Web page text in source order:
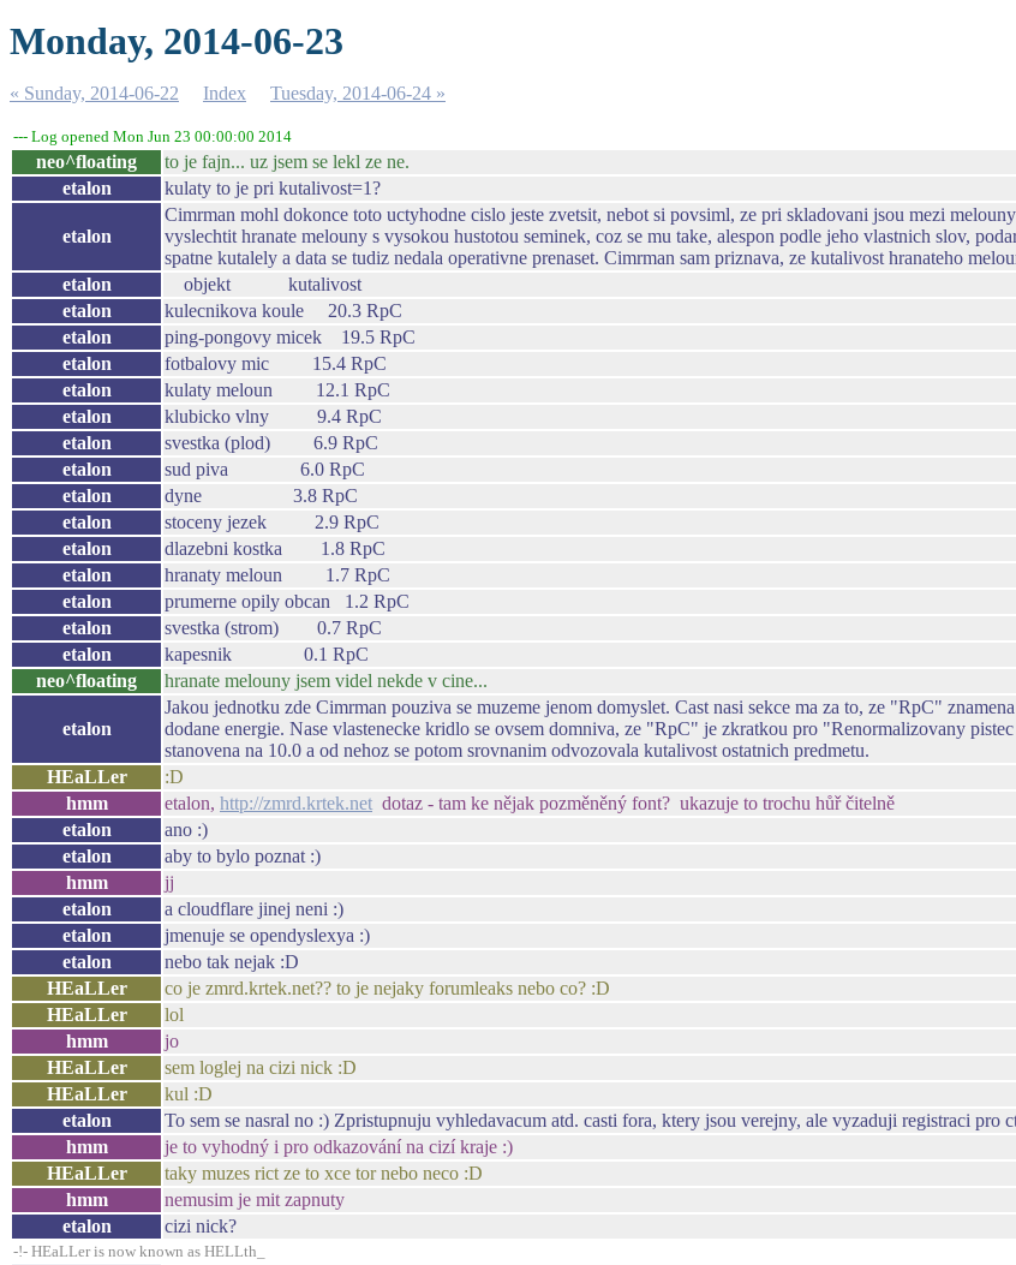
Monday, 2014-06-23
« Sunday, 2014-06-22 Index Tuesday, 2014-06-24 »
--- Log opened Mon Jun 23 00:00:00 2014
neo^floating to je fajn... uz jsem se lekl ze ne.
etalon
kulaty to je pri kutalivost=1?
etalon
Cimrman mohl dokonce toto uctyhodne cislo jeste zvetsit, nebot si povsiml, ze pri skladovani jsou mezi
vyslechtit hranate melouny s vysokou hustotou seminek, coz se mu take, alespon podle jeho vlastnich slov,
spatne kutalely a data se tudiz nedala operativne prenaset. Cimrman sam priznava, ze kutalivost hranateho
etalon objekt kutalivost
etalon
kulecnikova koule 20.3 RpC
etalon
ping-pongovy micek 19.5 RpC
etalon
fotbalovy mic 15.4 RpC
etalon
kulaty meloun 12.1 RpC
etalon
klubicko vlny 9.4 RpC
etalon
svestka (plod) 6.9 RpC
etalon
sud piva 6.0 RpC
etalon
dyne 3.8 RpC
etalon
stoceny jezek 2.9 RpC
etalon
dlazebni kostka 1.8 RpC
etalon
hranaty meloun 1.7 RpC
etalon
prumerne opily obcan 1.2 RpC
etalon
svestka (strom) 0.7 RpC
etalon
kapesnik 0.1 RpC
neo^floating
hranate melouny jsem videl nekde v cine...
etalon
Jakou jednotku zde Cimrman pouziva se muzeme jenom domyslet. Cast nasi sekce ma za to, ze "RpC"
dodane energie. Nase vlastenecke kridlo se ovsem domniva, ze "RpC" je zkratkou pro "Renormalizovany
stanovena na 10.0 a od nehoz se potom srovnanim odvozovala kutalivost ostatnich predmetu.
HEaLLer :D
hmm
etalon, http://zmrd.krtek.net dotaz - tam ke nějak pozměněný font? ukazuje to trochu hůř čitelně
etalon
ano :)
etalon
aby to bylo poznat :)
hmm
jj
etalon
a cloudflare jinej neni :)
etalon
jmenuje se opendyslexya :)
etalon
nebo tak nejak :D
HEaLLer
co je zmrd.krtek.net?? to je nejaky forumleaks nebo co? :D
HEaLLer
lol
hmm
jo
HEaLLer
sem loglej na cizi nick :D
HEaLLer
kul :D
etalon
To sem se nasral no :) Zpristupnuju vyhledavacum atd. casti fora, ktery jsou verejny, ale vyzaduji registraci pro
hmm
je to vyhodný i pro odkazování na cizí kraje :)
HEaLLer
taky muzes rict ze to xce tor nebo neco :D
hmm
nemusim je mit zapnuty
etalon
cizi nick?
-!- HEaLLer is now known as HELLth_